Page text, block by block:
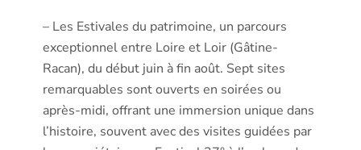
– Les Estivales du patrimoine, un parcours
exceptionnel entre Loire et Loir (Gâtine‐
Racan), du début juin à fin août. Sept sites
remarquables sont ouverts en soirées ou
après‐midi, offrant une immersion unique dans
l’histoire, souvent avec des visites guidées par